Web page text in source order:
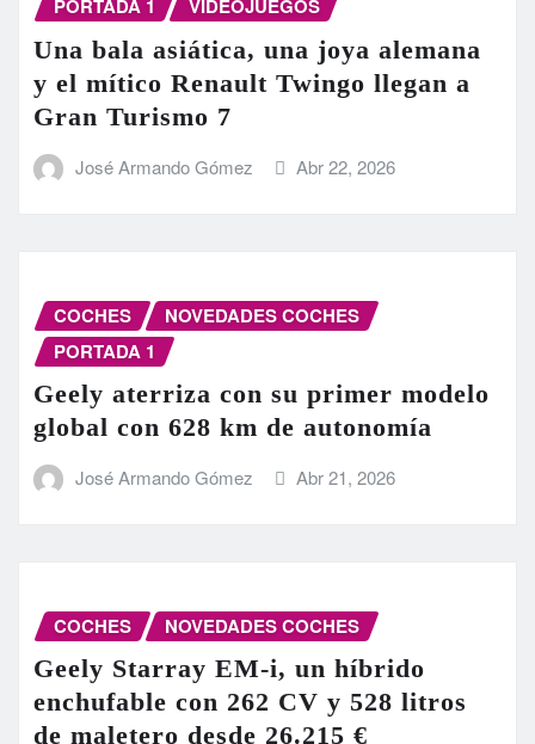
PORTADA 1 VIDEOJUEGOS
Una bala asiática, una joya alemana
y el mítico Renault Twingo llegan a
Gran Turismo 7
José Armando Gómez Abr 22, 2026
COCHES
NOVEDADES COCHES
PORTADA 1
Geely aterriza con su primer modelo
global con 628 km de autonomía
José Armando Gómez Abr 21, 2026
COCHES NOVEDADES COCHES
Geely Starray EM-i, un híbrido
enchufable con 262 CV y 528 litros
de maletero desde 26.215 €